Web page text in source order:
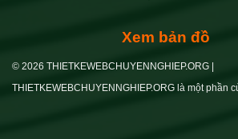
Xem bản đồ
© 2026 THIETKEWEBCHUYENNGHIEP.ORG |
THIETKEWEBCHUYENNGHIEP.ORG là một phần